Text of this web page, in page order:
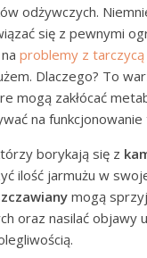
odżywczych.
się z pewnymi
naproblemy z tarczycą
Dlaczego? To
mogą zakłócać
na funkcjonowanie
borykają się z
ilość jarmużu w
mogą
oraz nasilać objawy